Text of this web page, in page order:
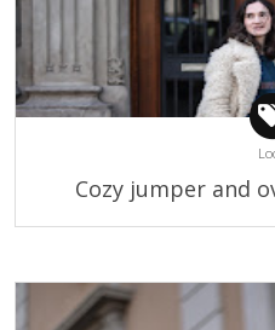
Cozy jumper and